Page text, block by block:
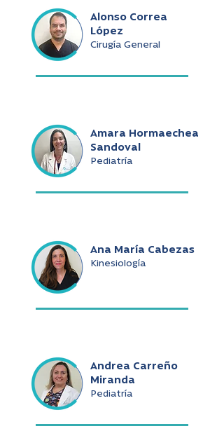
Alonso Correa
López
Cirugía General
Amara Hormaechea
Sandoval
Pediatría
Ana María Cabezas
Kinesiología
Andrea Carreño
Miranda
Pediatría